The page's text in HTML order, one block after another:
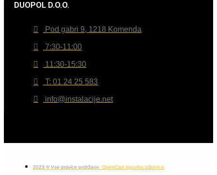
DUOPOL D.O.O.
Pod gabri 9, 1218 Komenda
7:30-11:00
11:30-15:30
T: 01 24 25 583
info@instalacije.net
2023 © Vse pravice pridržane OpenCart trgovina qStom.si